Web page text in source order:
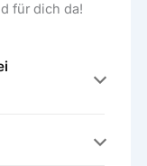
für dich da!